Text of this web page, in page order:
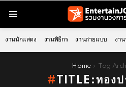
งานนักแสดง งานพิธีกร งานถ่ายแบบ งาน
Home Tag Archives:
TITLE:ทอง